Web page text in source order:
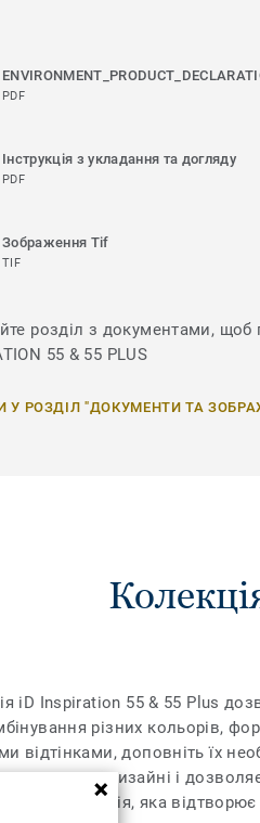
PDF
Інструкція з укладання та догляду
PDF
Зображення Tif
TIF
розділ з документами, щоб
55 & 55 PLUS
У РОЗДІЛ "ДОКУМЕНТИ ТА
iD Inspiration 55 & 55 Plus
різних кольорів,
відтінками, доповніть їх
у дизайні і
– це технологія, яка